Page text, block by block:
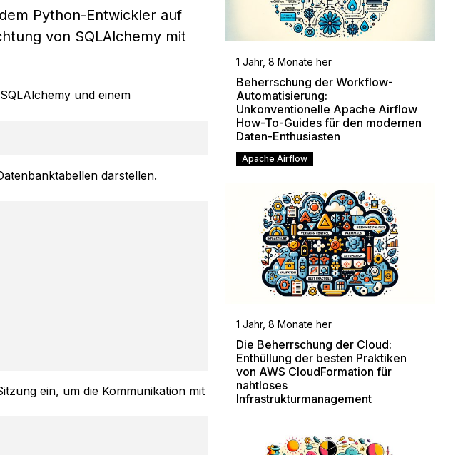
Python-Entwickler auf
von SQLAlchemy mit
und einem
darstellen.
ein, um die Kommunikation mit
1 Jahr, 8 Monate her
Beherrschung der Workflow-
Automatisierung:
Unkonventionelle Apache Airflow
How-To-Guides für den modernen
Daten-Enthusiasten
Apache Airflow
1 Jahr, 8 Monate her
Die Beherrschung der Cloud:
Enthüllung der besten Praktiken
von AWS CloudFormation für
nahtloses
Infrastrukturmanagement